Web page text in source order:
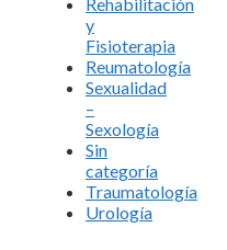
y
Fisioterapia
Reumatología
Sexualidad
–
Sexología
Sin
categoría
Traumatología
Urología